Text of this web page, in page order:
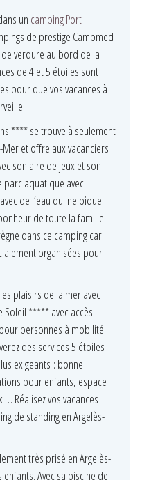
un camping Port
de prestige Campmed
verdure au bord de la
de 4 et 5 étoiles sont
pour que vos vacances à
.
**** se trouve à seulement
et offre aux vacanciers
son aire de jeux et son
aquatique avec
de l’eau qui ne pique
de toute la famille.
dans ce camping car
organisées pour
plaisirs de la mer avec
Soleil ***** avec accès
personnes à mobilité
des services 5 étoiles
exigeants : bonne
pour enfants, espace
Réalisez vos vacances
de standing en Argelès-
très prisé en Argelès-
Avec sa piscine de